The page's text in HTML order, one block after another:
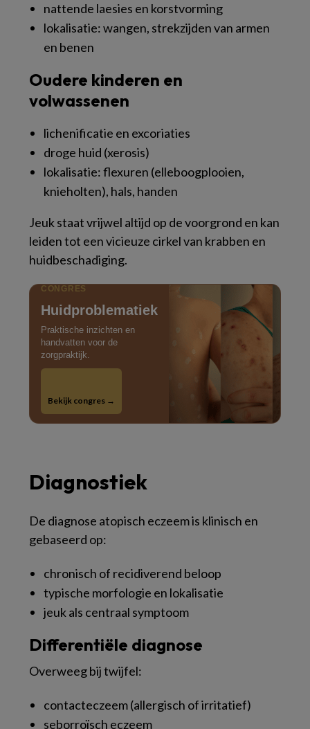
nattende laesies en korstvorming
lokalisatie: wangen, strekzijden van armen
en benen
Oudere kinderen en
volwassenen
lichenificatie en excoriaties
droge huid (xerosis)
lokalisatie: flexuren (elleboogplooien,
knieholten), hals, handen
Jeuk staat vrijwel altijd op de voorgrond en kan
leiden tot een vicieuze cirkel van krabben en
huidbeschadiging.
CONGRES
Huidproblematiek
Praktische inzichten en
handvatten voor de
zorgpraktijk.
Bekijk congres →
Diagnostiek
De diagnose atopisch eczeem is klinisch en
gebaseerd op:
chronisch of recidiverend beloop
typische morfologie en lokalisatie
jeuk als centraal symptoom
Differentiële diagnose
Overweeg bij twijfel:
contacteczeem (allergisch of irritatief)
seborroïsch eczeem